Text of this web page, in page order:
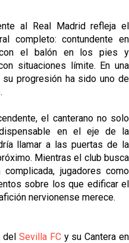
al Real Madrid refleja el
completo: contundente en
con el balón en los pies y
situaciones límite. En una
progresión ha sido uno de
el canterano no solo
en el eje de la
llamar a las puertas de la
Mientras el club busca
jugadores como
sobre los que edificar el
nervionense merece.
delSevilla FCy su Cantera en